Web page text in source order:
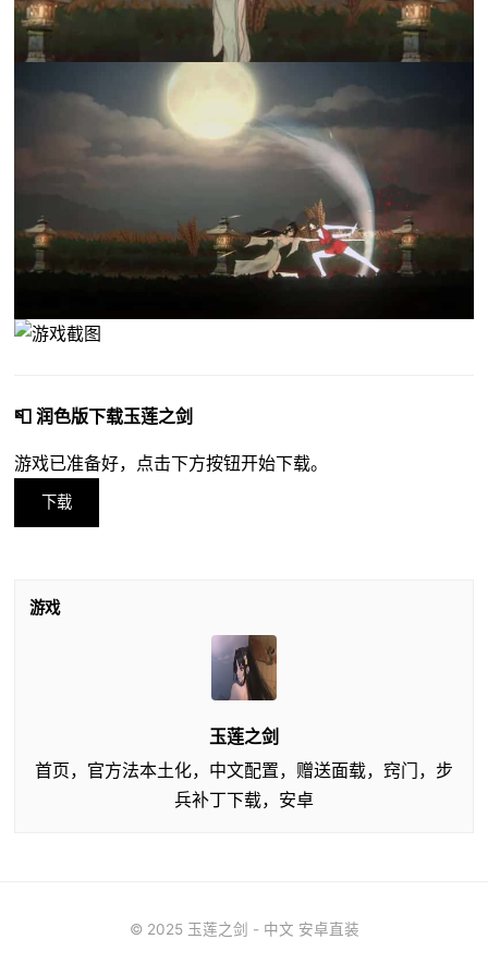
📮 润色版下载玉莲之剑
游戏已准备好，点击下方按钮开始下载。
下载
游戏
玉莲之剑
首页，官方法本土化，中文配置，赠送面载，窍门，步
兵补丁下载，安卓
© 2025 玉莲之剑 - 中文 安卓直装